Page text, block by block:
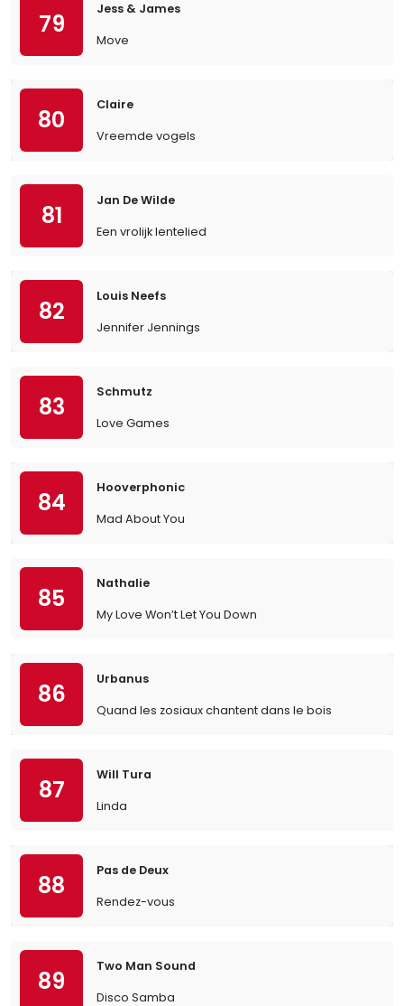
79
Jess & James
Move
80
Claire
Vreemde vogels
81
Jan De Wilde
Een vrolijk lentelied
82
Louis Neefs
Jennifer Jennings
83
Schmutz
Love Games
84
Hooverphonic
Mad About You
85
Nathalie
My Love Won’t Let You Down
86
Urbanus
Quand les zosiaux chantent dans le bois
87
Will Tura
Linda
88
Pas de Deux
Rendez-vous
89
Two Man Sound
Disco Samba